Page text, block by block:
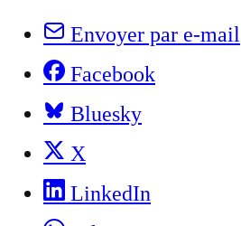
Envoyer par e-mail
Facebook
Bluesky
X
LinkedIn